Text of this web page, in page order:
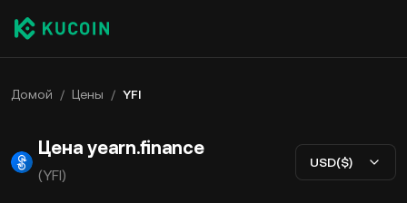
Домой / Цены / YFI
Цена yearn.finance
(YFI)
USD($)